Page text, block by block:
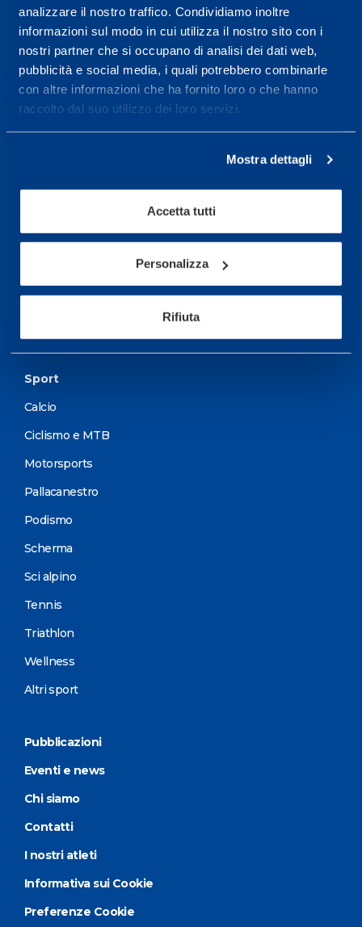
analizzare il nostro traffico. Condividiamo inoltre
informazioni sul modo in cui utilizza il nostro sito con i
nostri partner che si occupano di analisi dei dati web,
pubblicità e social media, i quali potrebbero combinarle
con altre informazioni che ha fornito loro o che hanno
raccolto dal suo utilizzo dei loro servizi.
Mostra dettagli
Accetta tutti
Personalizza
Rifiuta
Da Lunedì al Venerdì
08.30 - 18.30
Centro servizi per l'alta
Maggiori informazioni
Servizi
Test di valutazione
Programmazione Allenamento
Sport
Calcio
Ciclismo e MTB
Motorsports
Pallacanestro
Podismo
Scherma
Sci alpino
Tennis
Triathlon
Wellness
Altri sport
Pubblicazioni
Eventi e news
Chi siamo
Contatti
I nostri atleti
Informativa sui Cookie
Preferenze Cookie